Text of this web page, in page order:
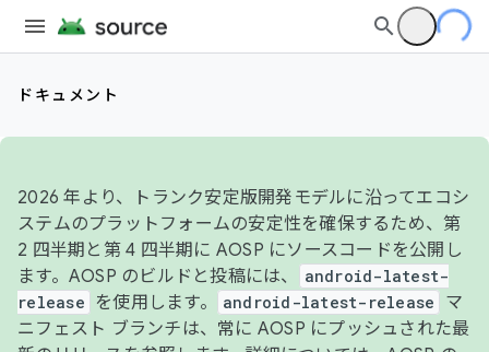
ドキュメント
2026 年より、トランク安定版開発モデルに沿ってエコシ
ステムのプラットフォームの安定性を確保するため、第
2 四半期と第 4 四半期に AOSP にソースコードを公開し
ます。AOSP のビルドと投稿には、
android-latest-
release
を使用します。 android-latest-release
マ
ニフェスト ブランチは、常に AOSP にプッシュされた最